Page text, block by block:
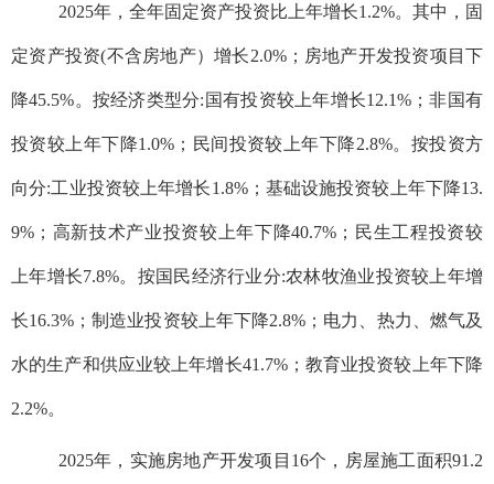
2025年，全年固定资产投资比上年增长1.2%。其中，固
定资产投资(不含房地产）增长2.0%；房地产开发投资项目下
降45.5%。按经济类型分:国有投资较上年增长12.1%；非国有
投资较上年下降1.0%；民间投资较上年下降2.8%。按投资方
向分:工业投资较上年增长1.8%；基础设施投资较上年下降13.
9%；高新技术产业投资较上年下降40.7%；民生工程投资较
上年增长7.8%。按国民经济行业分:农林牧渔业投资较上年增
长16.3%；制造业投资较上年下降2.8%；电力、热力、燃气及
水的生产和供应业较上年增长41.7%；教育业投资较上年下降
2.2%。
2025年，实施房地产开发项目16个，房屋施工面积91.2